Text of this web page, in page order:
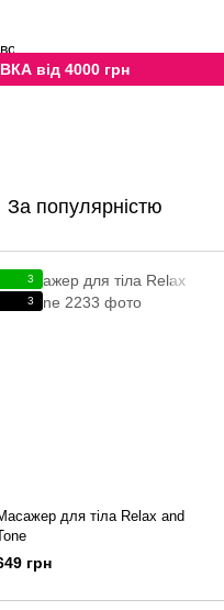
від 4000 грн
За популярністю
3
3
для тіла Relax and
грн